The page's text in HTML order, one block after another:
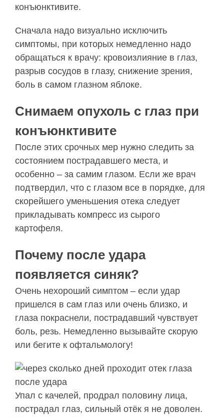
конъюнктивите.
Сначала надо визуально исключить
симптомы, при которых немедленно надо
обращаться к врачу: кровоизлияние в глаз,
разрыв сосудов в глазу, снижение зрения,
боль в самом глазном яблоке.
Снимаем опухоль с глаз при
конъюнктивите
После этих срочных мер нужно следить за
состоянием пострадавшего места, и
особенно – за самим глазом. Если же врач
подтвердил, что с глазом все в порядке, для
скорейшего уменьшения отека следует
прикладывать компресс из сырого
картофеля.
Почему после удара
появляется синяк?
Очень нехороший симптом – если удар
пришелся в сам глаз или очень близко, и
глаза покраснели, пострадавший чувствует
боль, резь. Немедленно вызывайте скорую
или бегите к офтальмологу!
Упал с качелей, продрал половину лица,
пострадал глаз, сильный отёк я не доволен.